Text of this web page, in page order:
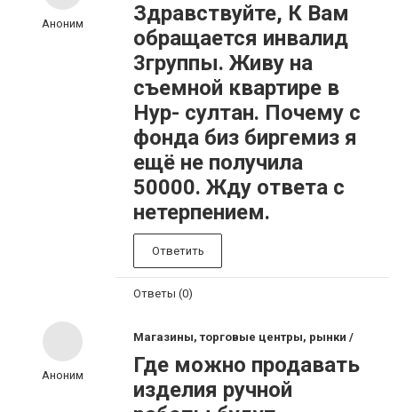
Аноним
Здравствуйте, К Вам
обращается инвалид
3группы. Живу на
съемной квартире в
Нур- султан. Почему с
фонда биз биргемиз я
ещё не получила
50000. Жду ответа с
нетерпением.
Ответить
Ответы (0)
Аноним
Магазины, торговые центры, рынки /
Где можно продавать
изделия ручной